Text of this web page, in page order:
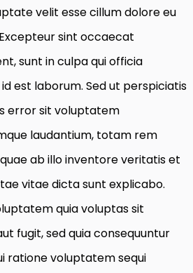
velit esse cillum dolore eu
sint occaecat
sunt in culpa qui officia
est laborum. Sed ut perspiciatis
error sit voluptatem
laudantium, totam rem
ab illo inventore veritatis et
vitae dicta sunt explicabo.
quia voluptas sit
fugit, sed quia consequuntur
ratione voluptatem sequi